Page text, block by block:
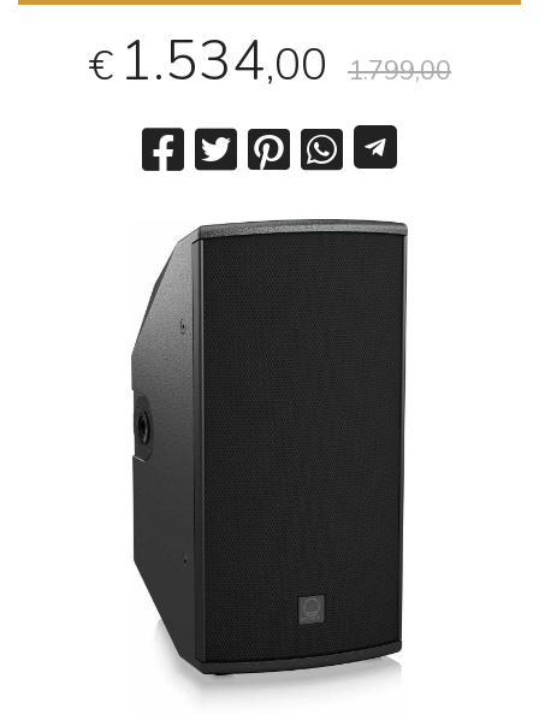
€ 1.534,00 1.799,00